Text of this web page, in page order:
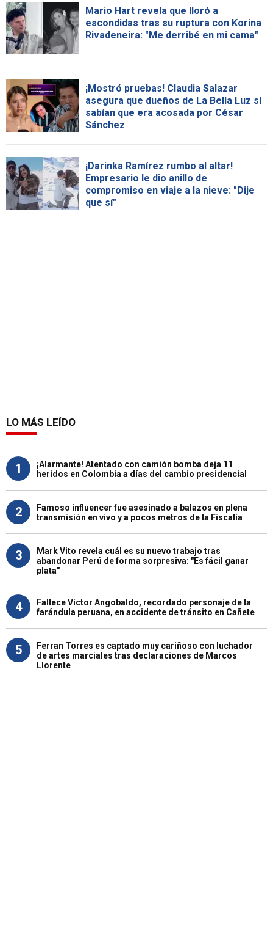
Mario Hart revela que lloró a
escondidas tras su ruptura con Korina
Rivadeneira: "Me derribé en mi cama"
¡Mostró pruebas! Claudia Salazar
asegura que dueños de La Bella Luz sí
sabían que era acosada por César
Sánchez
¡Darinka Ramírez rumbo al altar!
Empresario le dio anillo de
compromiso en viaje a la nieve: "Dije
que sí"
LO MÁS LEÍDO
1
¡Alarmante! Atentado con camión bomba deja 11
heridos en Colombia a días del cambio presidencial
2
Famoso influencer fue asesinado a balazos en plena
transmisión en vivo y a pocos metros de la Fiscalía
3
Mark Vito revela cuál es su nuevo trabajo tras
abandonar Perú de forma sorpresiva: "Es fácil ganar
plata"
4
Fallece Víctor Angobaldo, recordado personaje de la
farándula peruana, en accidente de tránsito en Cañete
5
Ferran Torres es captado muy cariñoso con luchador
de artes marciales tras declaraciones de Marcos
Llorente